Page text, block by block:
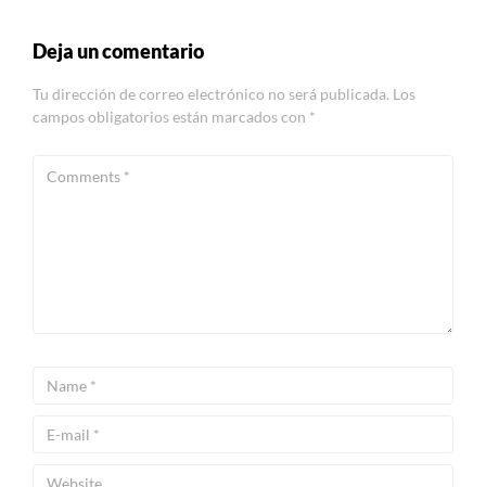
Deja un comentario
Tu dirección de correo electrónico no será publicada. Los
campos obligatorios están marcados con *